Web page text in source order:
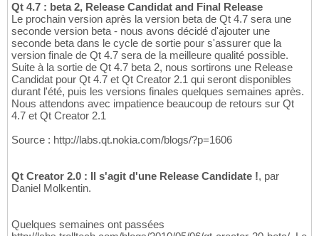
Qt 4.7 : beta 2, Release Candidat and Final Release
Le prochain version après la version beta de Qt 4.7 sera une
seconde version beta - nous avons décidé d'ajouter une
seconde beta dans le cycle de sortie pour s'assurer que la
version finale de Qt 4.7 sera de la meilleure qualité possible.
Suite à la sortie de Qt 4.7 beta 2, nous sortirons une Release
Candidat pour Qt 4.7 et Qt Creator 2.1 qui seront disponibles
durant l'été, puis les versions finales quelques semaines après.
Nous attendons avec impatience beaucoup de retours sur Qt
4.7 et Qt Creator 2.1
Source : http://labs.qt.nokia.com/blogs/?p=1606
Qt Creator 2.0 : Il s'agit d'une Release Candidate !, par
Daniel Molkentin.
Quelques semaines ont passées